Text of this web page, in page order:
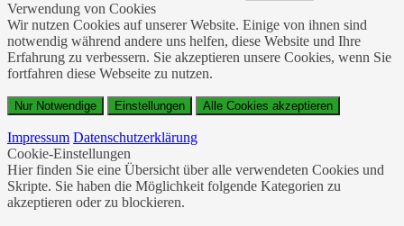
Verwendung von Cookies
Wir nutzen Cookies auf unserer Website. Einige von ihnen sind
notwendig während andere uns helfen, diese Website und Ihre
Erfahrung zu verbessern. Sie akzeptieren unsere Cookies, wenn Sie
fortfahren diese Webseite zu nutzen.
Nur Notwendige Einstellungen Alle Cookies akzeptieren
Impressum Datenschutzerklärung
Cookie-Einstellungen
Hier finden Sie eine Übersicht über alle verwendeten Cookies und
Skripte. Sie haben die Möglichkeit folgende Kategorien zu
akzeptieren oder zu blockieren.